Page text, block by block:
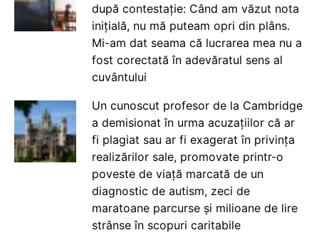
după contestație: Când am văzut nota
inițială, nu mă puteam opri din plâns.
Mi-am dat seama că lucrarea mea nu a
fost corectată în adevăratul sens al
cuvântului
Un cunoscut profesor de la Cambridge
a demisionat în urma acuzațiilor că ar
fi plagiat sau ar fi exagerat în privința
realizărilor sale, promovate printr-o
poveste de viață marcată de un
diagnostic de autism, zeci de
maratoane parcurse și milioane de lire
strânse în scopuri caritabile